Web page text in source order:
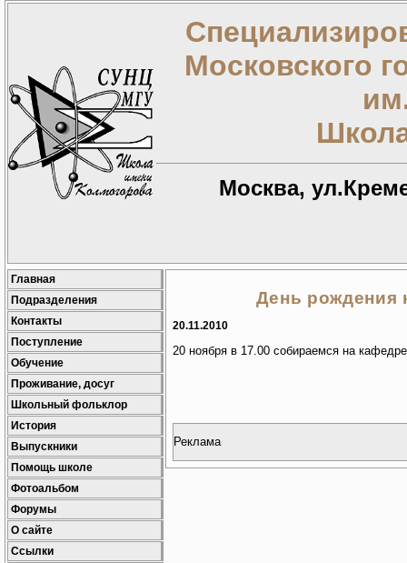
Московского
Москва,
Главная
Подразделения
Контакты
Поступление
Обучение
Проживание, досуг
Школьный фольклор
История
Выпускники
Помощь школе
Фотоальбом
Форумы
О сайте
Ссылки
День рождения
20.11.2010
20 ноября в 17.00 собираемся на
Реклама